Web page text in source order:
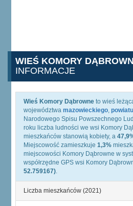
WIEŚ KOMORY
INFORMACJE
Wieś Komory Dąbrowne to wieś
województwa mazowieckiego,
Narodowego Spisu Powszechnego
roku liczba ludności we wsi Komory
mieszkańców stanowią kobiety, a
Miejscowość zamieszkuje 1,3%
miejscowości Komory Dąbrowne w
współrzędne GPS wsi Komory
52.759167).
Liczba mieszkańców (2021)